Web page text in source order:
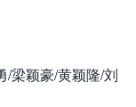
/梁颖豪/黄颖隆/刘